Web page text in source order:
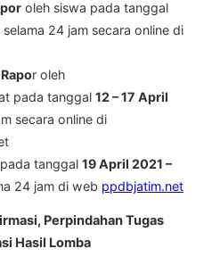
oleh siswa pada tanggal
selama 24 jam secara online di
r oleh
pada tanggal 12 – 17 April
secara online di
pada tanggal 19 April 2021 –
24 jam di web ppdbjatim.net
Perpindahan Tugas
Hasil Lomba